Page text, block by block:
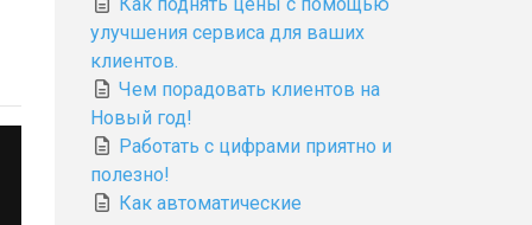
улучшения сервиса для ваших
клиентов.
Чем порадовать клиентов на
Новый год!
Работать с цифрами приятно и
полезно!
Как автоматические